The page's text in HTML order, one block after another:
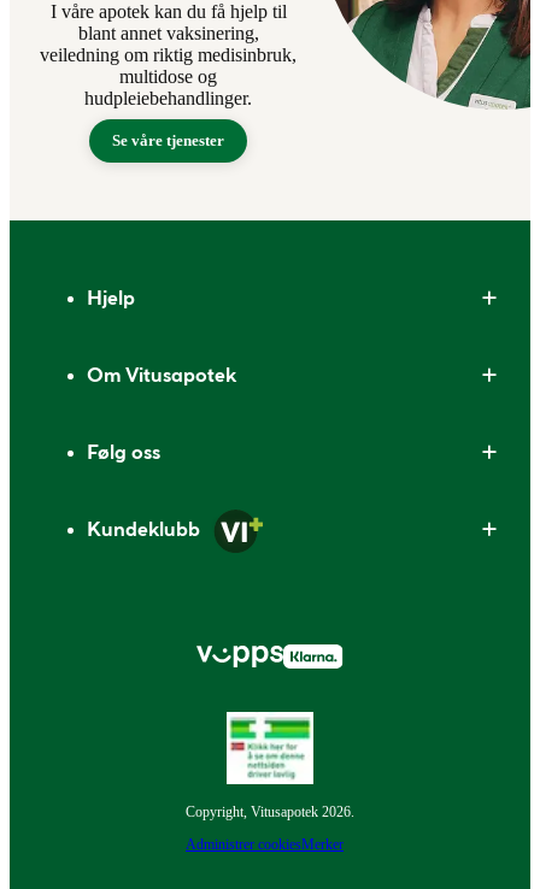
I våre apotek kan du få hjelp til
blant annet vaksinering,
veiledning om riktig medisinbruk,
multidose og
hudpleiebehandlinger.
Se våre tjenester
Hjelp
Om Vitusapotek
Følg oss
Kundeklubb
Copyright, Vitusapotek 2026.
Administrer cookiesMerker